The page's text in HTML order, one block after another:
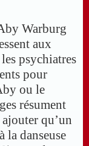
Warburg
aux
psychiatres
pour
ou le
résument
qu’un
la danseuse